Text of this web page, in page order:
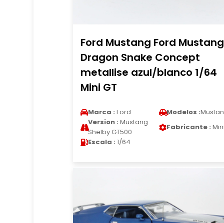
Ford Mustang Ford Mustang
Dragon Snake Concept
metallise azul/blanco 1/64
Mini GT
Marca : Ford Modelos :
Version : Mustang
Shelby GT500
Fabricante :
Escala : 1/64